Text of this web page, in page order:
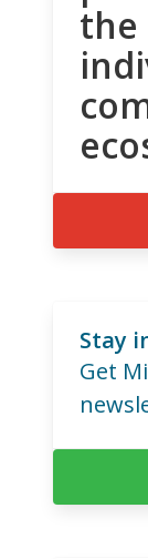
the
Stay
Get